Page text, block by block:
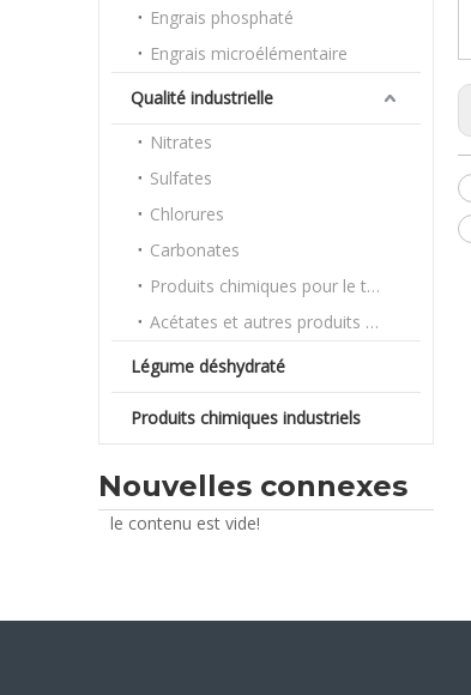
Engrais phosphaté
Engrais microélémentaire
Qualité industrielle
Nitrates
Sulfates
Chlorures
Carbonates
Produits chimiques pour le traitement de l'eau
Acétates et autres produits chimiques en vrac
Légume déshydraté
Produits chimiques industriels
Nouvelles connexes
le contenu est vide!